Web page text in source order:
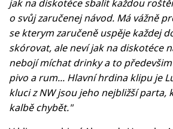
jak na diskotéce sbalit každou
o svůj zaručenej návod. Má vážně
se kterym zaručeně uspěje každej
skórovat, ale neví jak na diskotéce
nebojí míchat drinky a to
pivo a rum... Hlavní hrdina klipu je
kluci z NW jsou jeho nejbližší parta,
kalbě chybět."